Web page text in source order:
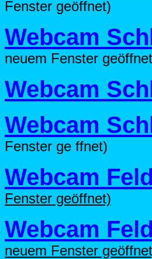
Fenster geöffnet)
Webcam
neuem Fenster
Webcam
Webcam
Fenster ge ffnet)
Webcam
Fenster geöffnet)
Webcam
neuem Fenster